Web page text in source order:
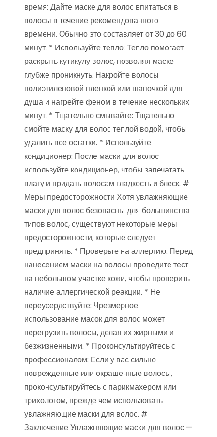
время: Дайте маске для волос впитаться в
волосы в течение рекомендованного
времени. Обычно это составляет от 30 до 60
минут. * Используйте тепло: Тепло помогает
раскрыть кутикулу волос, позволяя маске
глубже проникнуть. Накройте волосы
полиэтиленовой пленкой или шапочкой для
душа и нагрейте феном в течение нескольких
минут. * Тщательно смывайте: Тщательно
смойте маску для волос теплой водой, чтобы
удалить все остатки. * Используйте
кондиционер: После маски для волос
используйте кондиционер, чтобы запечатать
влагу и придать волосам гладкость и блеск. #
Меры предосторожности Хотя увлажняющие
маски для волос безопасны для большинства
типов волос, существуют некоторые меры
предосторожности, которые следует
предпринять: * Проверьте на аллергию: Перед
нанесением маски на волосы проведите тест
на небольшом участке кожи, чтобы проверить
наличие аллергической реакции. * Не
переусердствуйте: Чрезмерное
использование масок для волос может
перегрузить волосы, делая их жирными и
безжизненными. * Проконсультируйтесь с
профессионалом: Если у вас сильно
поврежденные или окрашенные волосы,
проконсультируйтесь с парикмахером или
трихологом, прежде чем использовать
увлажняющие маски для волос. #
Заключение Увлажняющие маски для волос —